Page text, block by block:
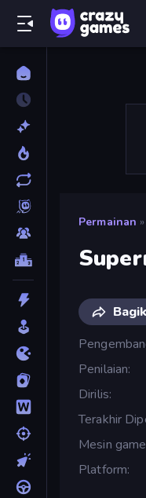
Permainan »
Penilaian
Dirilis
Terakhir
Mesin game
Platform